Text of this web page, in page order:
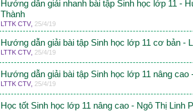
Hướng dẫn giải nhanh bài tập Sinh học lớp 11 -
Thành
LTTK CTV 25/4/19
Hướng dẫn giải bài tập Sinh học lớp 11 cơ bản -
LTTK CTV 25/4/19
Hướng dẫn giải bài tập Sinh học lớp 11 nâng cao
LTTK CTV 25/4/19
Học tốt Sinh học lớp 11 nâng cao - Ngô Thị Linh